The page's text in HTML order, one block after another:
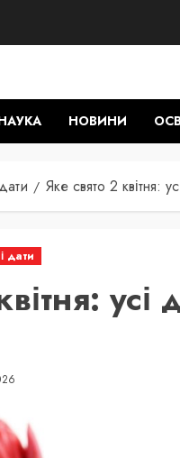
НОВИНИ
Яке свято 2 квітня:
дати
усі